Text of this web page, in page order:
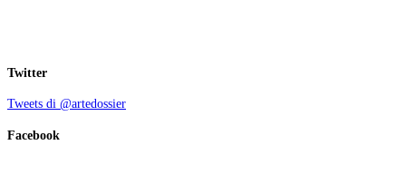
Twitter
Tweets di @artedossier
Facebook